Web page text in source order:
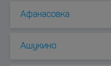
Афанасовка
Ашукино